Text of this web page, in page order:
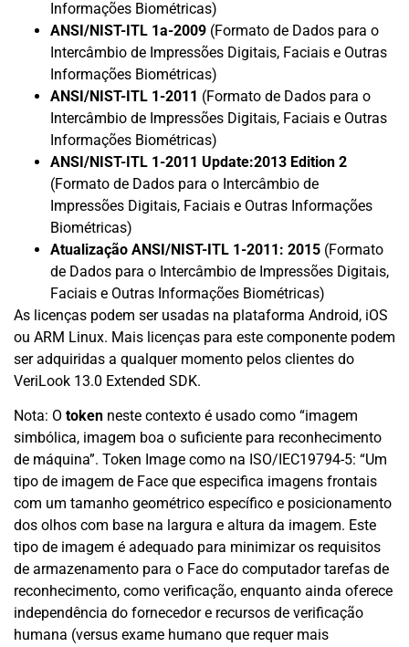
Informações Biométricas)
ANSI/NIST-ITL 1a-2009 (Formato de Dados para o
Intercâmbio de Impressões Digitais, Faciais e Outras
Informações Biométricas)
ANSI/NIST-ITL 1-2011 (Formato de Dados para o
Intercâmbio de Impressões Digitais, Faciais e Outras
Informações Biométricas)
ANSI/NIST-ITL 1-2011 Update:2013 Edition 2
(Formato de Dados para o Intercâmbio de
Impressões Digitais, Faciais e Outras Informações
Biométricas)
Atualização ANSI/NIST-ITL 1-2011: 2015 (Formato
de Dados para o Intercâmbio de Impressões Digitais,
Faciais e Outras Informações Biométricas)
As licenças podem ser usadas na plataforma Android, iOS
ou ARM Linux. Mais licenças para este componente podem
ser adquiridas a qualquer momento pelos clientes do
VeriLook 13.0 Extended SDK.
Nota: O token neste contexto é usado como “imagem
simbólica, imagem boa o suficiente para reconhecimento
de máquina”. Token Image como na ISO/IEC19794-5: “Um
tipo de imagem de Face que especifica imagens frontais
com um tamanho geométrico específico e posicionamento
dos olhos com base na largura e altura da imagem. Este
tipo de imagem é adequado para minimizar os requisitos
de armazenamento para o Face do computador tarefas de
reconhecimento, como verificação, enquanto ainda oferece
independência do fornecedor e recursos de verificação
humana (versus exame humano que requer mais